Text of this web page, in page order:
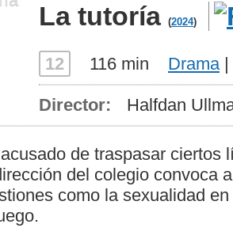
La tutoría (2024)
12 116 min Drama |
Director: Halfdan
de traspasar
del colegio convoca
como la sexualidad